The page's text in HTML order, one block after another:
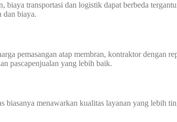
biaya transportasi dan logistik dapat berbeda
dan biaya.
pemasangan atap membran, kontraktor dengan
pascapenjualan yang lebih baik.
biasanya menawarkan kualitas layanan yang